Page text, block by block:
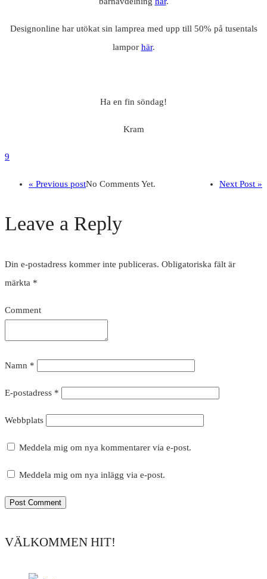
Designonline har utökat sin lamprea med upp till 50% på tusentals
lampor här.
Ha en fin söndag!
Kram
9
« Previous post Next Post »
No Comments Yet.
Leave a Reply
Din e-postadress kommer inte publiceras. Obligatoriska fält är
märkta *
Comment
Namn *
E-postadress *
Webbplats
Meddela mig om nya kommentarer via e-post.
Meddela mig om nya inlägg via e-post.
VÄLKOMMEN HIT!